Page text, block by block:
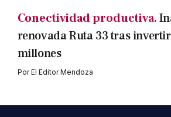
Conectividad productiva.
renovada Ruta 33 tras
millones
PorEl Editor Mendoza